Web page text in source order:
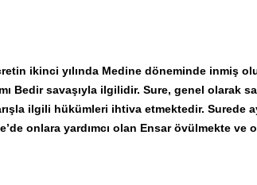
ikinci yılında Medine döneminde inmiş
Bedir savaşıyla ilgilidir. Sure, genel olarak
ilgili hükümleri ihtiva etmektedir. Surede
onlara yardımcı olan Ensar övülmekte ve